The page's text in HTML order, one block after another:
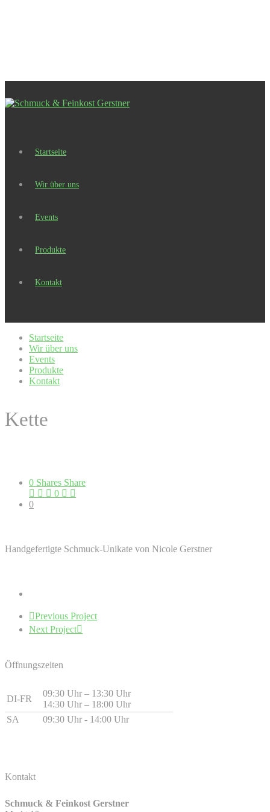
Startseite
Wir über uns
Events
Produkte
Kontakt
Startseite
Wir über uns
Events
Produkte
Kontakt
Kette
0 Shares Share
0
0
Handgefertigte Schmuck-Unikate von Nicole Gerstner
Previous Project
Next Project
Öffnungszeiten
DI-FR
09:30 Uhr – 13:30 Uhr
14:30 Uhr – 18:00 Uhr
SA
09:30 Uhr - 14:00 Uhr
Kontakt
Schmuck & Feinkost Gerstner